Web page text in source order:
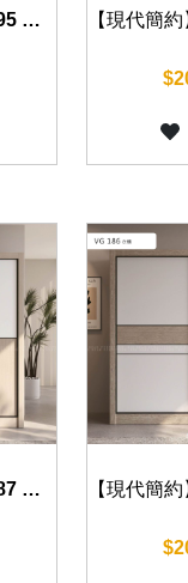
【現代簡約】VG 195 衣櫃 120/140/160/180/200cm
【現代簡約】VG 187 衣櫃 120/140/160/180/200cm